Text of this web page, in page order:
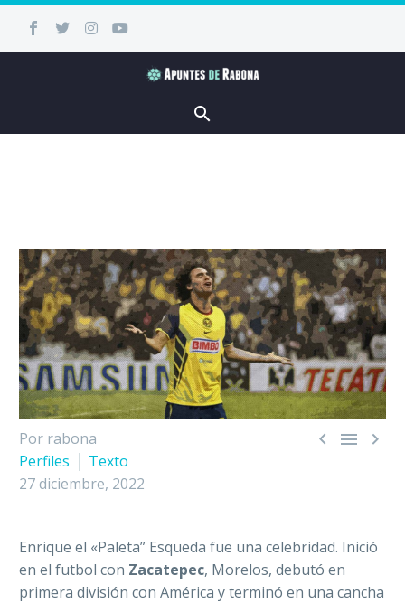
  
Por rabona
Perfiles
Texto
27 diciembre, 2022
Enrique el «Paleta” Esqueda fue una celebridad. Inició
en el futbol con Zacatepec, Morelos, debutó en
primera división con América y terminó en una cancha